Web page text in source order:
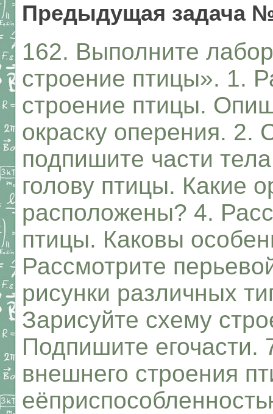
Предыдущая задача
162. Выполните
строение птицы». 1.
строение птицы.
окраску оперения. 2.
подпишите части
голову птицы. Какие
расположены? 4.
птицы. Каковы
Рассмотрите
рисунки различных
Зарисуйте схему
Подпишите егочасти.
внешнего строения